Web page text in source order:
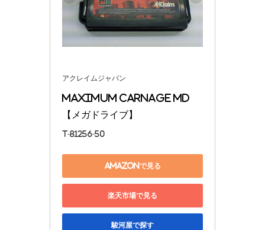
アクレイムジャパン
MAXIMUM CARNAGE MD
【メガドライブ】
T-81256-50
Amazonで見る
楽天市場で見る
駿河屋で探す